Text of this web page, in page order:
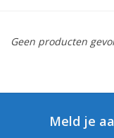
Geen producten
Meld je